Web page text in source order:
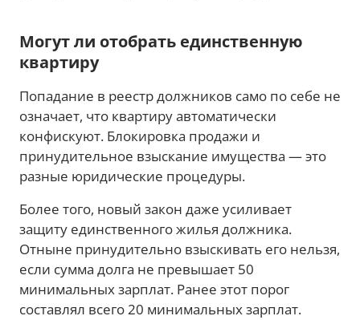
Могут ли отобрать единственную
квартиру
Попадание в реестр должников само по себе не
означает, что квартиру автоматически
конфискуют. Блокировка продажи и
принудительное взыскание имущества — это
разные юридические процедуры.
Более того, новый закон даже усиливает
защиту единственного жилья должника.
Отныне принудительно взыскивать его нельзя,
если сумма долга не превышает 50
минимальных зарплат. Ранее этот порог
составлял всего 20 минимальных зарплат.